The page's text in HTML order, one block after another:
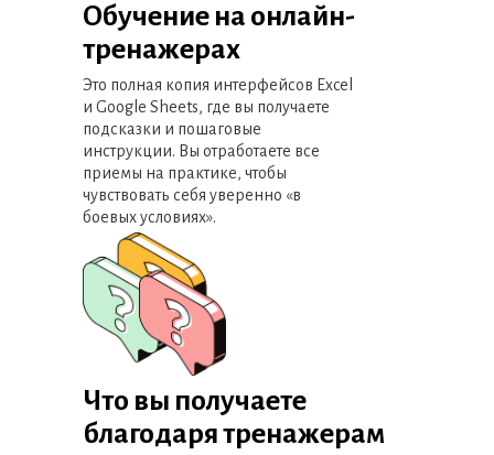
Обучение на онлайн-
тренажерах
Это полная копия интерфейсов Excel
и Google Sheets, где вы получаете
подсказки и пошаговые
инструкции. Вы отработаете все
приемы на практике, чтобы
чувствовать себя уверенно «в
боевых условиях».
Что вы получаете
благодаря тренажерам
5. Прогнозирование и финансовое
моделирование в Excel